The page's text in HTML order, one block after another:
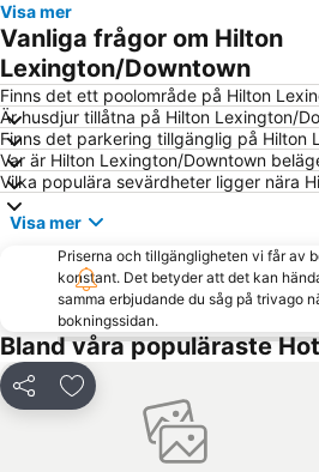
Visa mer
Vanliga frågor om Hilton
Lexington/Downtown
Finns det ett poolområde på Hilton
Är husdjur tillåtna på Hilton Lexington/
Finns det parkering tillgänglig på Hilton
Var är Hilton Lexington/Downtown
Vilka populära sevärdheter ligger nära
Visa mer
Priserna och tillgängligheten vi får av
konstant. Det betyder att det kan
samma erbjudande du såg på trivago
bokningssidan.
Bland våra populäraste
Dela Lägg till i Mina Favoriter